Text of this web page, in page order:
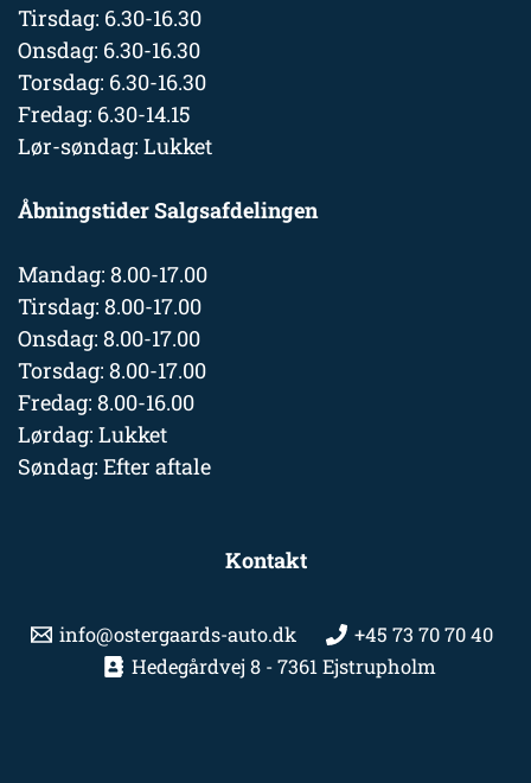
Tirsdag: 6.30-16.30
Onsdag: 6.30-16.30
Torsdag: 6.30-16.30
Fredag: 6.30-14.15
Lør-søndag: Lukket
Åbningstider Salgsafdelingen
Mandag: 8.00-17.00
Tirsdag: 8.00-17.00
Onsdag: 8.00-17.00
Torsdag: 8.00-17.00
Fredag: 8.00-16.00
Lørdag: Lukket
Søndag: Efter aftale
Kontakt
info@ostergaards-auto.dk
+45 73 70 70 40
Hedegårdvej 8 - 7361 Ejstrupholm